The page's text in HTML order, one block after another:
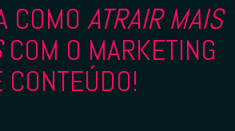
COMOATRAIR MAIS
COM O MARKETING
CONTEÚDO!